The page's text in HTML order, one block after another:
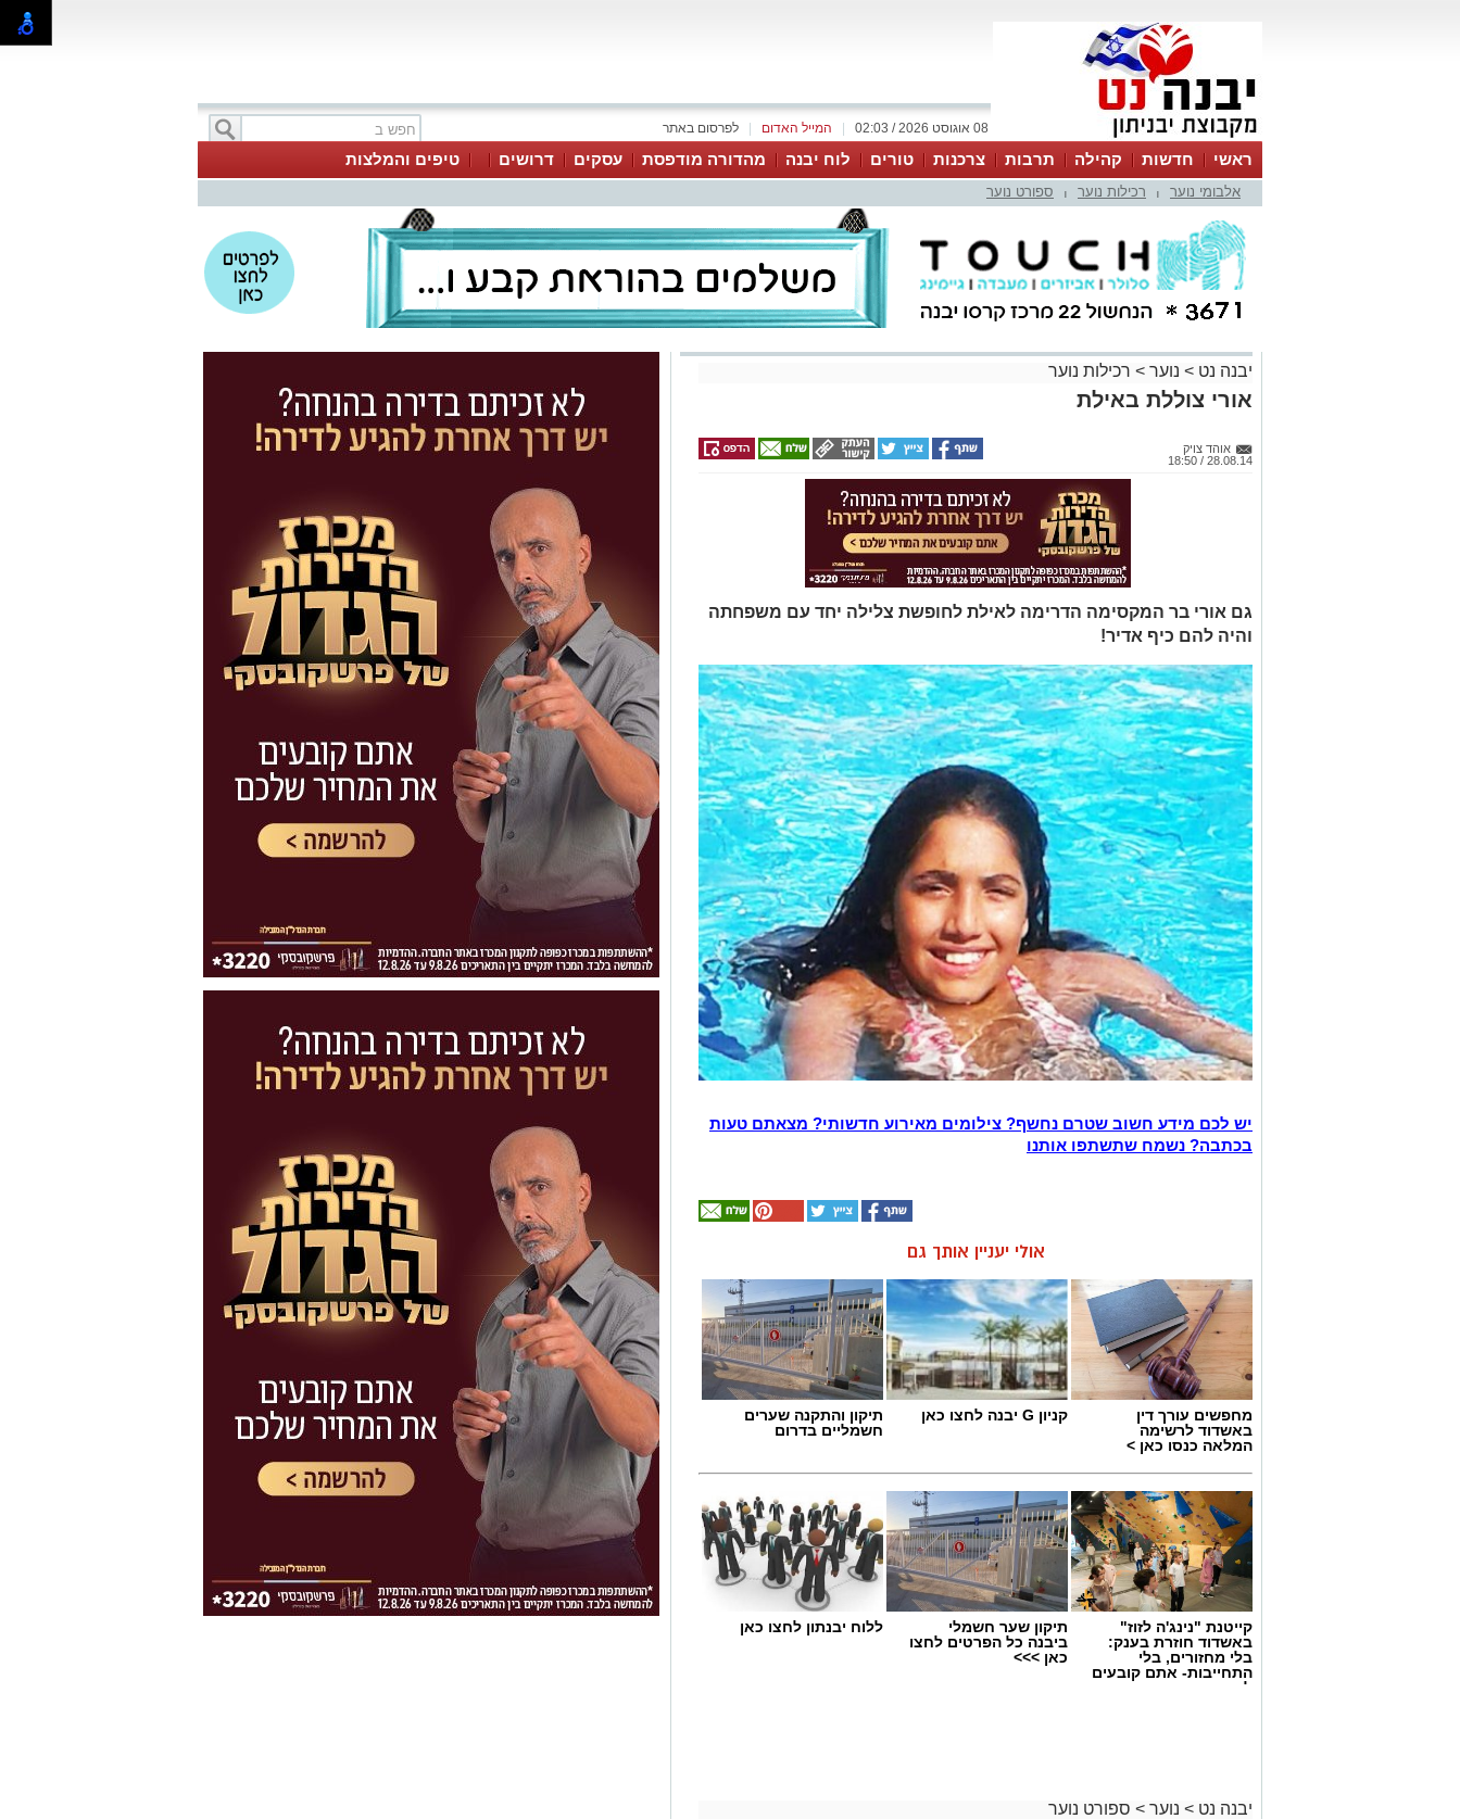
לפרסום באתר המייל האדום 08 אוגוסט 2026 / 02:03
ראשי חדשות קהילה תרבות צרכנות טורים לוח יבנה מהדורה מודפסת עסקים דרושים טיפים והמלצות
אלבומי נוער רכילות נוער ספורט נוער
יבנה נט > נוער > רכילות נוער
אורי צוללת באילת
אוהד צויק
28.08.14 / 18:50
גם אורי בר המקסימה הדרימה לאילת לחופשת צלילה יחד עם משפחתה
והיה להם כיף אדיר!
יש לכם מידע חשוב שטרם נחשף? צילומים מאירוע חדשותי? מצאתם טעות
בכתבה? נשמח שתשתפו אותנו
אולי יעניין אותך גם
מחפשים עורך דין
באשדוד לרשימה
המלאה כנסו כאן >
קניון G יבנה לחצו כאן
תיקון והתקנה שערים
חשמליים בדרום
קייטנת "נינג'ה לזוז"
באשדוד חוזרת בענק:
בלי מחזורים, בלי
התחייבות- אתם קובעים
לכמה ואיזה ימים
תיקון שער חשמלי
ביבנה כל הפרטים לחצו
כאן >>>
ללוח יבנתון לחצו כאן
יבנה נט > נוער > ספורט נוער